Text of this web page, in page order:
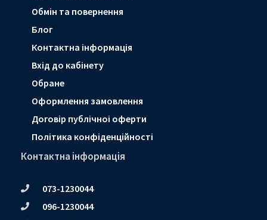
Обмін та повернення
Блог
Контактна інформація
Вхід до кабінету
Обране
Оформлення замовлення
Договір публічноі оферти
Політика конфіденційності
Контактна інформація
073-1230044
096-1230044